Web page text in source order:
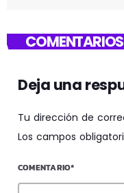
Deja una
Tu dirección de
Los campos
COMENTARIO*